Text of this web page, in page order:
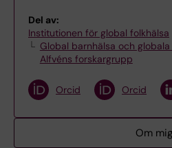
Del av:
Institutionen för global folkhälsa
Global barnhälsa och
Alfvéns forskargrupp
Orcid Orcid
Om mig